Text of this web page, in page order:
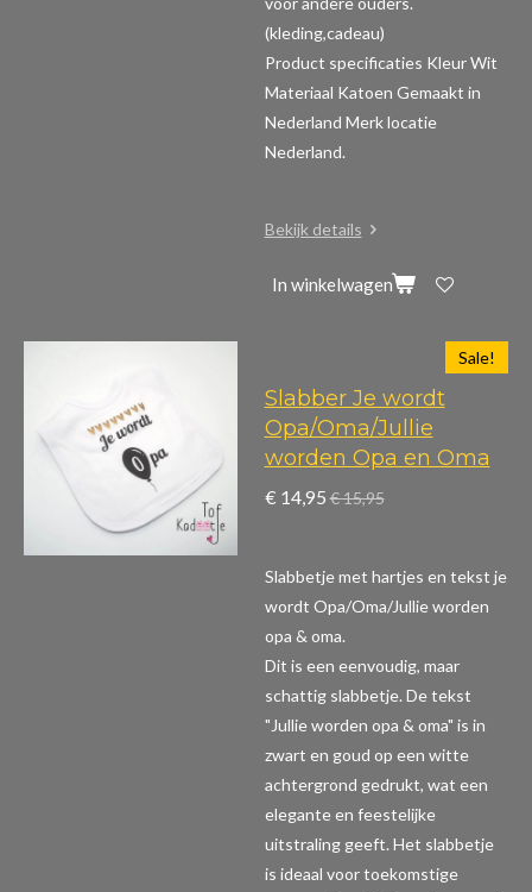
(kleding,cadeau)
Product specificaties Kleur Wit
Materiaal Katoen Gemaakt in
Nederland Merk locatie
Nederland.
Bekijk details
In winkelwagen
Sale!
Slabber Je wordt
Opa/Oma/Jullie
worden Opa en Oma
€ 14,95 € 15,95
Slabbetje met hartjes en tekst je
wordt Opa/Oma/Jullie worden
opa & oma.
Dit is een eenvoudig, maar
schattig slabbetje. De tekst
"Jullie worden opa & oma" is in
zwart en goud op een witte
achtergrond gedrukt, wat een
elegante en feestelijke
uitstraling geeft. Het slabbetje
is ideaal voor toekomstige